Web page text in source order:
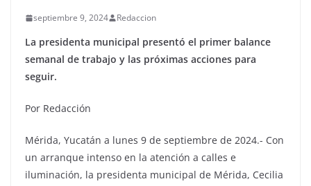
septiembre 9, 2024 Redaccion
La presidenta municipal presentó el primer balance
semanal de trabajo y las próximas acciones para
seguir.
Por Redacción
Mérida, Yucatán a lunes 9 de septiembre de 2024.- Con
un arranque intenso en la atención a calles e
iluminación, la presidenta municipal de Mérida, Cecilia